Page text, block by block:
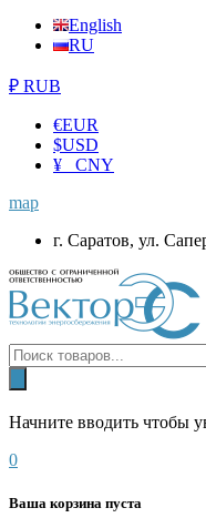
English
RU
₽ RUB
€EUR
$USD
¥ CNY
map
г. Саратов, ул.
Начните вводить чтобы
0
Ваша корзина пуста